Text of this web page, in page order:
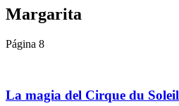
Margarita
Página 8
La magia del Cirque du Soleil